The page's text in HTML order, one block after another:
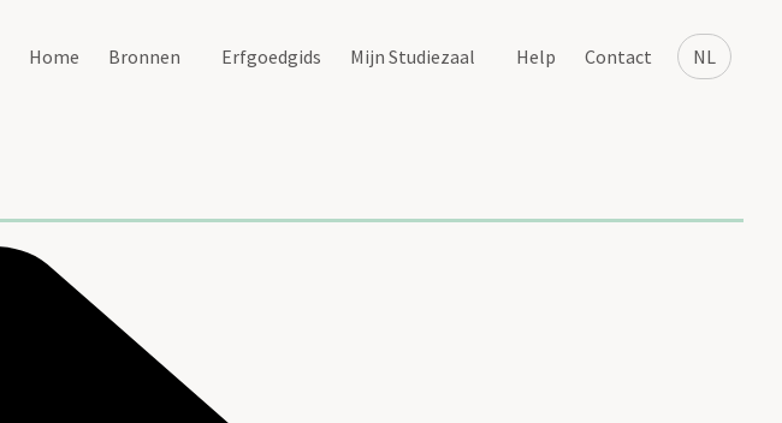
NL
Home Bronnen Erfgoedgids Mijn Studiezaal Help Contact